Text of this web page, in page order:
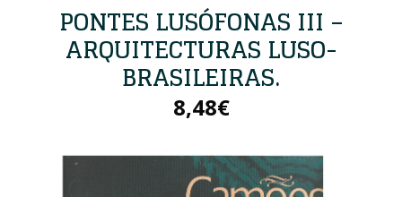
PONTES LUSÓFONAS III –
ARQUITECTURAS LUSO-
BRASILEIRAS.
8,48€